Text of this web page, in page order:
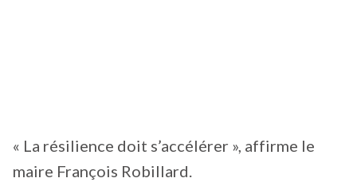
« La résilience doit s’accélérer », affirme le
maire François Robillard.